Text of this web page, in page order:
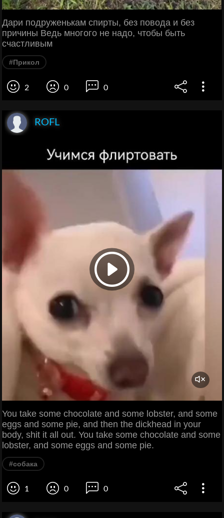
Дари подруженькам спирты, без повода и без
причины Ведь многого не надо, чтобы быть
счастливым
#Прикол
2 0 0
ROFL
You take some chocolate and some lobster, and some
eggs and some pie, and then the dickhead in your
body, shit it all out. You take some chocolate and some
lobster, and some eggs and some pie.
#собака
1 0 0